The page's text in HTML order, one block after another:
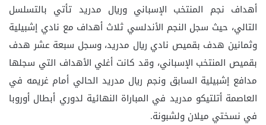
أهداف نجم المنتخب الإسباني وريال مدريد تأتي بالتسلسل
التالي، حيث سجل النجم الأندلسي ثلاث أهداف مع نادي إشبيلية
وثمانين هدف بقميص نادي ريال مدريد، وسجل سبعة عشر هدف
بقميص المنتخب الإسباني، وقد كانت أغلي الأهداف التي سجلها
مدافع إشبيلية السابق ونجم ريال مدريد الحالي أمام غريمه في
العاصمة أتلتيكو مدريد في المباراة النهائية لدوري أبطال أوروبا
في نسختي ميلان ولشبونة.